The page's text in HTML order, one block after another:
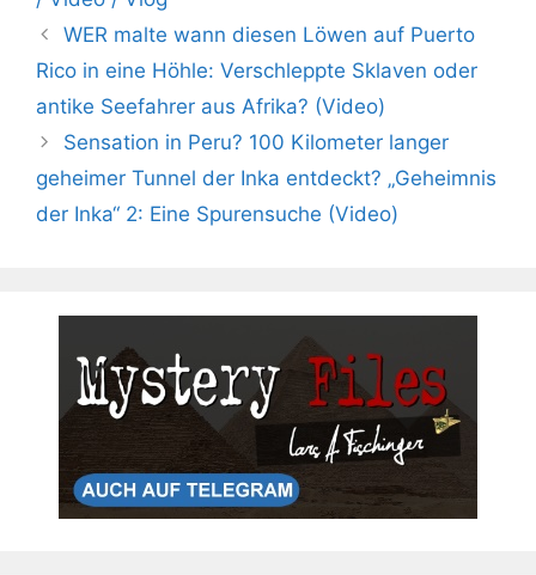
WER malte wann diesen Löwen auf Puerto
Rico in eine Höhle: Verschleppte Sklaven oder
antike Seefahrer aus Afrika? (Video)
Sensation in Peru? 100 Kilometer langer
geheimer Tunnel der Inka entdeckt? „Geheimnis
der Inka“ 2: Eine Spurensuche (Video)